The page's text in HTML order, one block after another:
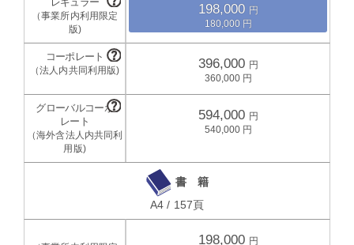
198,000
180,000
396,000
360,000
594,000
540,000
書 籍
A4 / 157頁
198,000